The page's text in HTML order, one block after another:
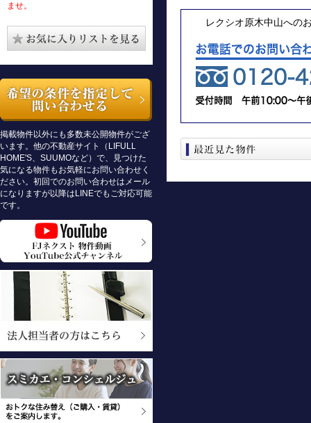
ませ。
掲載物件以外にも多数未公開物件がござ
います。他の不動産サイト（LIFULL
HOME'S、SUUMOなど）で、見つけた
気になる物件もお気軽にお問い合わせく
ださい。初回でのお問い合わせはメール
になりますが以降はLINEでもご対応可能
です。
レクシオ原木中山への